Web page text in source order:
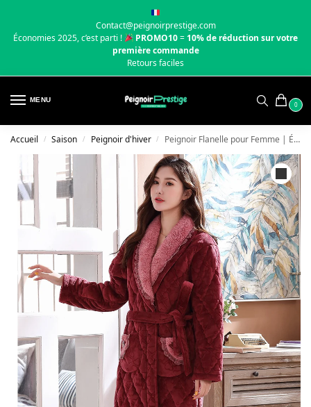
Contact@peignoirprestige.com
Économies 2025, c’est parti !
PROMO10=10% de réduction sur votre
première commande
Retours faciles
MENU
0
Accueil / Saison / Peignoir d'hiver / Peignoir Flanelle pour Femme | Élégant